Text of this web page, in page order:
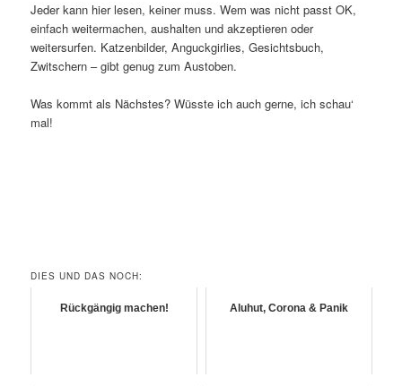
Jeder kann hier lesen, keiner muss. Wem was nicht passt OK,
einfach weitermachen, aushalten und akzeptieren oder
weitersurfen. Katzenbilder, Anguckgirlies, Gesichtsbuch,
Zwitschern – gibt genug zum Austoben.
Was kommt als Nächstes? Wüsste ich auch gerne, ich schau‘
mal!
DIES UND DAS NOCH:
Rückgängig machen! Aluhut, Corona & Panik